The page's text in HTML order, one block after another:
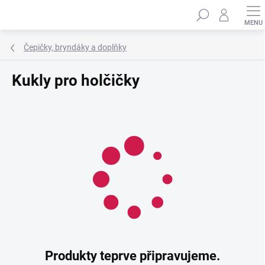
Hledat
Čepičky, bryndáky a doplňky
Kukly pro holčičky
Produkty teprve připravujeme.